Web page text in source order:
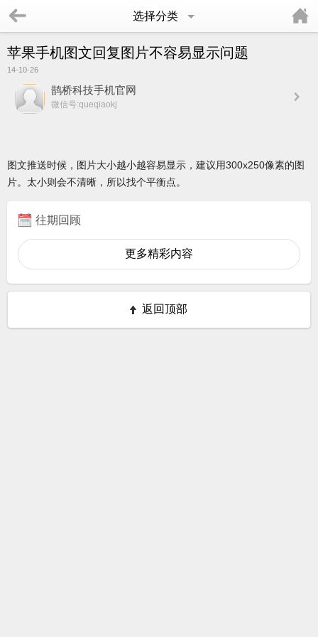
选择分类
苹果手机图文回复图片不容易显示问题
14-10-26
鹊桥科技手机官网
微信号:queqiaokj
图文推送时候，图片大小越小越容易显示，建议用300x250像素的图
片。太小则会不清晰，所以找个平衡点。
往期回顾
更多精彩内容
返回顶部